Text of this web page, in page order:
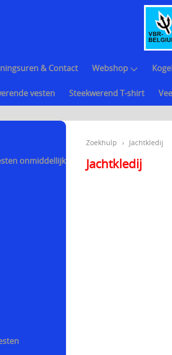
& Contact Webshop
vesten Steekwerend T-shirt
onmiddellijk
Zoekhulp › Jachtkledij
Jachtkledij